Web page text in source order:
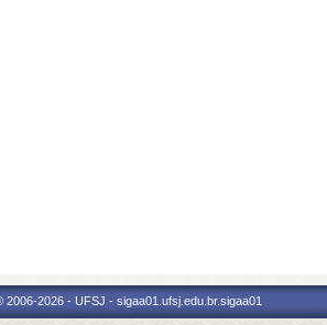
2026 - UFSJ - sigaa01.ufsj.edu.br.sigaa01